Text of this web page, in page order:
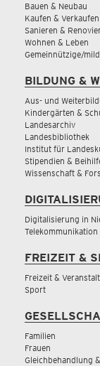
Bauen & Neubau
Kaufen & Verkaufen
Sanieren &
Wohnen & Leben
Gemeinnützige/
BILDUNG &
Aus- und
Kindergärten &
Landesarchiv
Landesbibliothek
Institut für
Stipendien &
Wissenschaft &
Digitalisierung in
Telekommunikation
FREIZEIT &
Freizeit &
Sport
Familien
Frauen
Gleichbehandlung